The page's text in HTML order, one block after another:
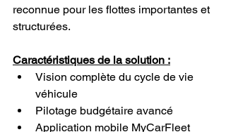
reconnue pour les flottes importantes et
structurées.
Caractéristiques de la solution :
Vision complète du cycle de vie
véhicule
Pilotage budgétaire avancé
Application mobile MyCarFleet